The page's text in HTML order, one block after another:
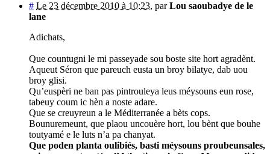
# Le 23 décembre 2010 à 10:23, parLou saoubadye de le
lane
Adichats,
Que countugni le mi passeyade sou boste site hort agradènt.
Aqueut Séron que pareuch eusta un broy bilatye, dab uou
broy glisi.
Qu’euspèri ne ban pas pintrouleya leus méysouns eun rose,
tabeuy coum ic hèn a noste adare.
Que se creuyreun a le Méditerranée a bèts cops.
Bounuremeunt, que plaou uncouère hort, lou bènt que bouhe
toutyamé e le luts n’a pa chanyat.
Que poden planta oulibiés, basti méysouns proubeunsales,